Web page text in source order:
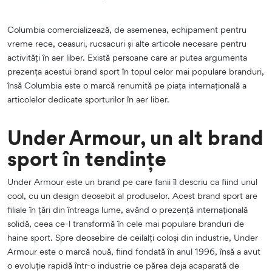
Columbia comercializează, de asemenea, echipament pentru
vreme rece, ceasuri, rucsacuri și alte articole necesare pentru
activități în aer liber. Există persoane care ar putea argumenta
prezența acestui brand sport în topul celor mai populare branduri,
însă Columbia este o marcă renumită pe piața internațională a
articolelor dedicate sporturilor în aer liber.
Under Armour, un alt brand
sport în tendințe
Under Armour este un brand pe care fanii îl descriu ca fiind unul
cool, cu un design deosebit al produselor. Acest brand sport are
filiale în țări din întreaga lume, având o prezență internațională
solidă, ceea ce-l transformă în cele mai populare branduri de
haine sport. Spre deosebire de ceilalți coloși din industrie, Under
Armour este o marcă nouă, fiind fondată în anul 1996, însă a avut
o evoluție rapidă într-o industrie ce părea deja acaparată de